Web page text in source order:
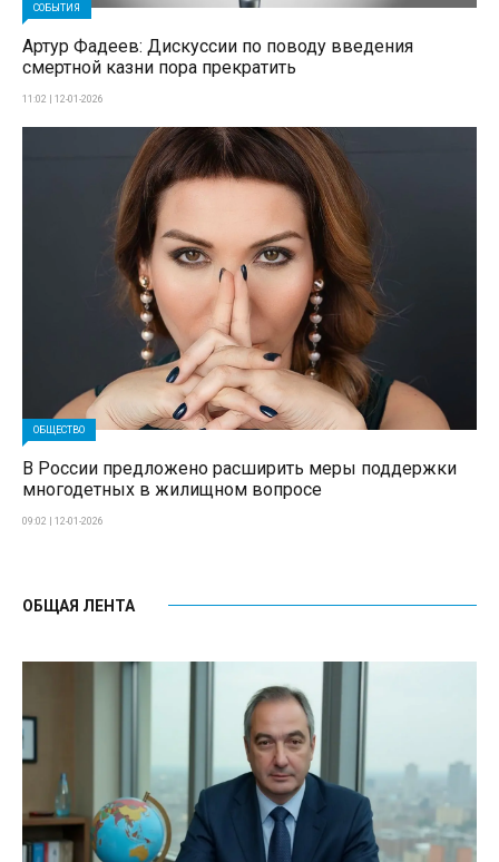
СОБЫТИЯ
Артур Фадеев: Дискуссии по поводу введения
смертной казни пора прекратить
11:02 | 12-01-2026
ОБЩЕСТВО
В России предложено расширить меры поддержки
многодетных в жилищном вопросе
09:02 | 12-01-2026
ОБЩАЯ ЛЕНТА